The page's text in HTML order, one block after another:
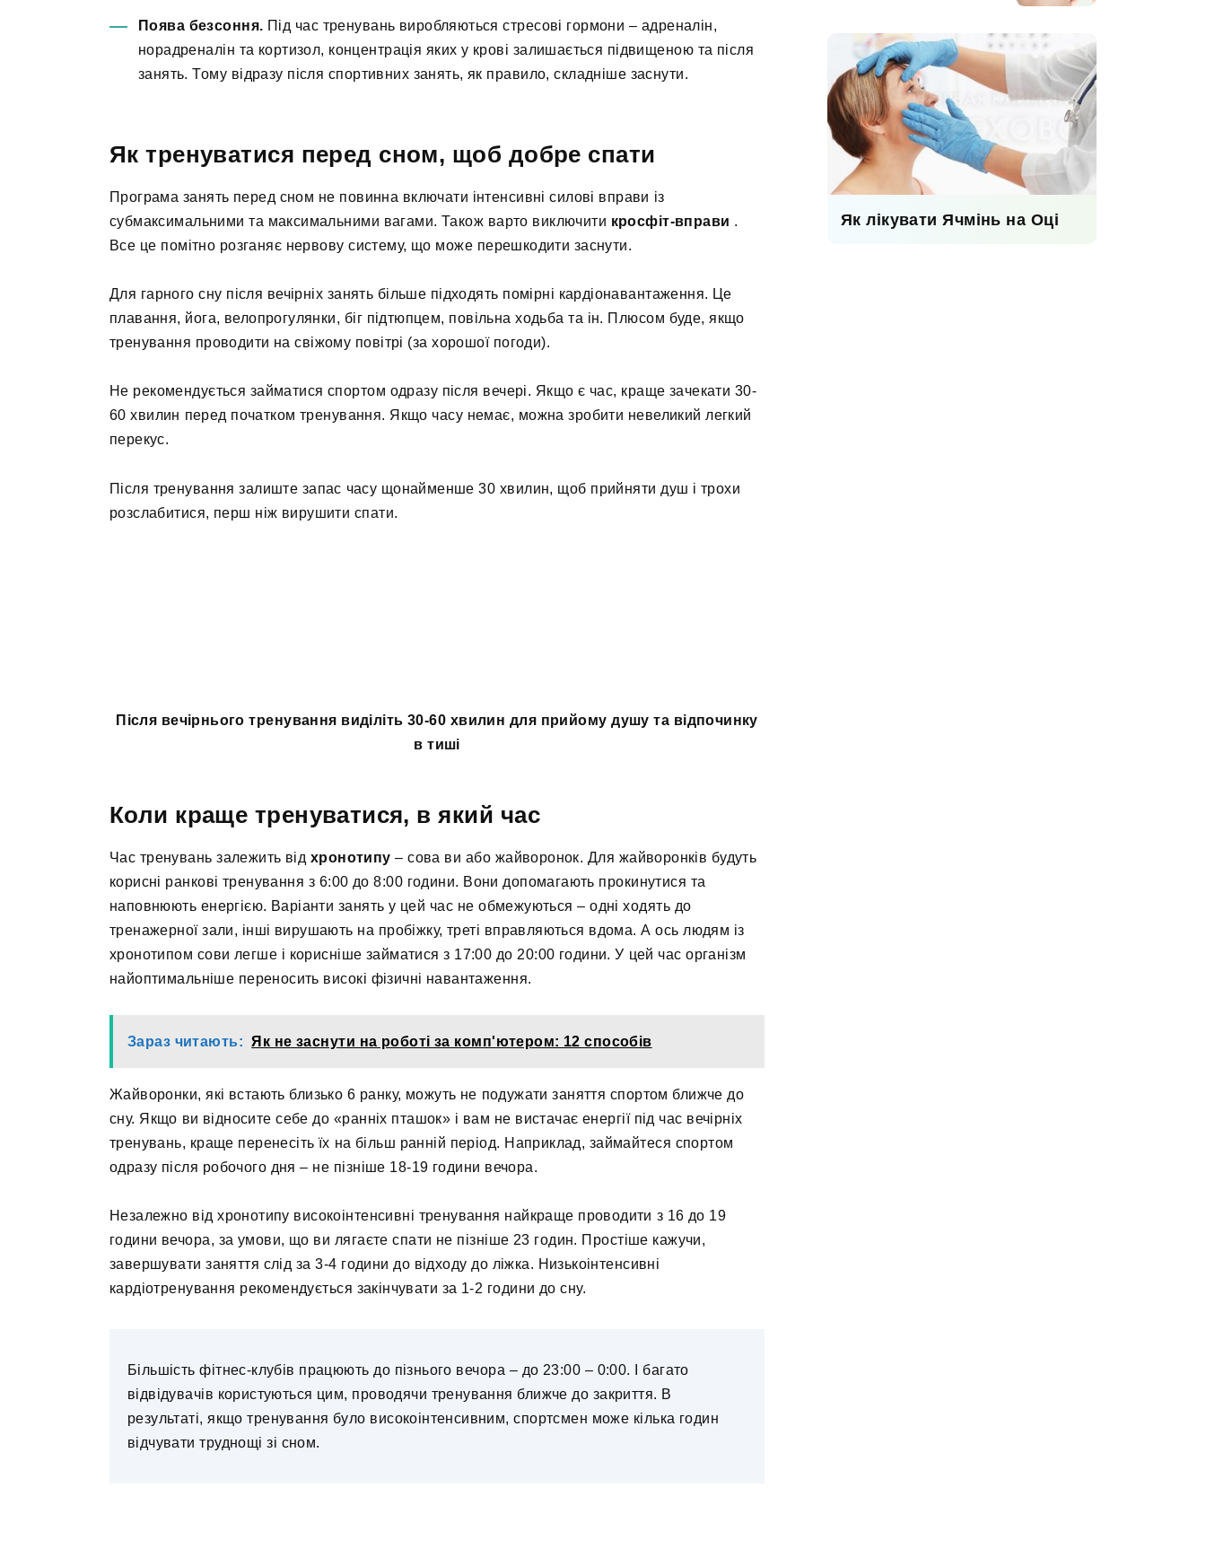
Поява безсоння. Під час тренувань виробляються стресові гормони – адреналін,
норадреналін та кортизол, концентрація яких у крові залишається підвищеною та після
занять. Тому відразу після спортивних занять, як правило, складніше заснути.
Як тренуватися перед сном, щоб добре спати
Програма занять перед сном не повинна включати інтенсивні силові вправи із
субмаксимальними та максимальними вагами. Також варто виключити кросфіт-вправи .
Все це помітно розганяє нервову систему, що може перешкодити заснути.
Для гарного сну після вечірніх занять більше підходять помірні кардіонавантаження. Це
плавання, йога, велопрогулянки, біг підтюпцем, повільна ходьба та ін. Плюсом буде, якщо
тренування проводити на свіжому повітрі (за хорошої погоди).
Не рекомендується займатися спортом одразу після вечері. Якщо є час, краще зачекати 30-
60 хвилин перед початком тренування. Якщо часу немає, можна зробити невеликий легкий
перекус.
Після тренування залиште запас часу щонайменше 30 хвилин, щоб прийняти душ і трохи
розслабитися, перш ніж вирушити спати.
Після вечірнього тренування виділіть 30-60 хвилин для прийому душу та відпочинку
в тиші
Коли краще тренуватися, в який час
Час тренувань залежить від хронотипу – сова ви або жайворонок. Для жайворонків будуть
корисні ранкові тренування з 6:00 до 8:00 години. Вони допомагають прокинутися та
наповнюють енергією. Варіанти занять у цей час не обмежуються – одні ходять до
тренажерної зали, інші вирушають на пробіжку, треті вправляються вдома. А ось людям із
хронотипом сови легше і корисніше займатися з 17:00 до 20:00 години. У цей час організм
найоптимальніше переносить високі фізичні навантаження.
Зараз читають: Як не заснути на роботі за комп'ютером: 12 способів
Жайворонки, які встають близько 6 ранку, можуть не подужати заняття спортом ближче до
сну. Якщо ви відносите себе до «ранніх пташок» і вам не вистачає енергії під час вечірніх
тренувань, краще перенесіть їх на більш ранній період. Наприклад, займайтеся спортом
одразу після робочого дня – не пізніше 18-19 години вечора.
Незалежно від хронотипу високоінтенсивні тренування найкраще проводити з 16 до 19
години вечора, за умови, що ви лягаєте спати не пізніше 23 годин. Простіше кажучи,
завершувати заняття слід за 3-4 години до відходу до ліжка. Низькоінтенсивні
кардіотренування рекомендується закінчувати за 1-2 години до сну.
Більшість фітнес-клубів працюють до пізнього вечора – до 23:00 – 0:00. І багато
відвідувачів користуються цим, проводячи тренування ближче до закриття. В
результаті, якщо тренування було високоінтенсивним, спортсмен може кілька годин
відчувати труднощі зі сном.
Як лікувати Ячмінь на Оці